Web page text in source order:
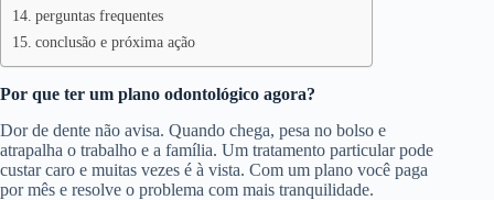
perguntas frequentes
conclusão e próxima ação
Por que ter um plano odontológico agora?
Dor de dente não avisa. Quando chega, pesa no bolso e
atrapalha o trabalho e a família. Um tratamento particular pode
custar caro e muitas vezes é à vista. Com um plano você paga
por mês e resolve o problema com mais tranquilidade.